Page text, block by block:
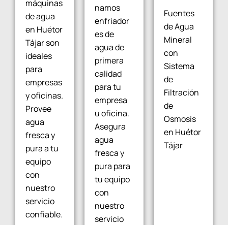
máquinas
de agua
en Huétor
Tájar son
ideales
para
empresas
y oficinas.
Provee
agua
fresca y
pura a tu
equipo
con
nuestro
servicio
confiable.
namos
enfriador
es de
agua de
primera
calidad
para tu
empresa
u oficina.
Asegura
agua
fresca y
pura para
tu equipo
con
nuestro
servicio
Fuentes
de Agua
Mineral
con
Sistema
de
Filtración
de
Osmosis
en Huétor
Tájar